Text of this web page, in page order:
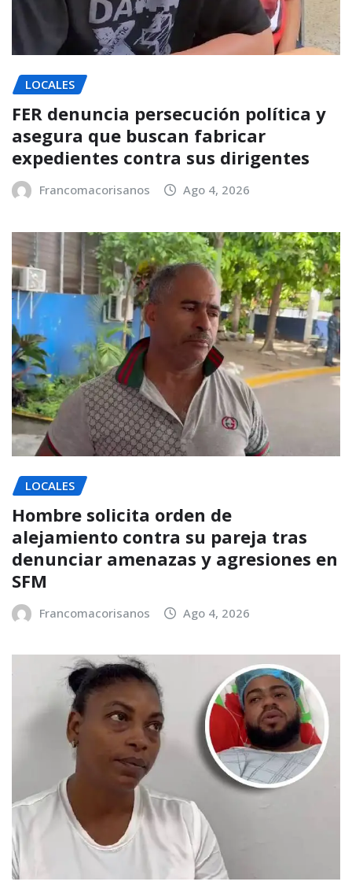
LOCALES
FER denuncia persecución política y
asegura que buscan fabricar
expedientes contra sus dirigentes
Francomacorisanos Ago 4, 2026
LOCALES
Hombre solicita orden de
alejamiento contra su pareja tras
denunciar amenazas y agresiones en
SFM
Francomacorisanos Ago 4, 2026